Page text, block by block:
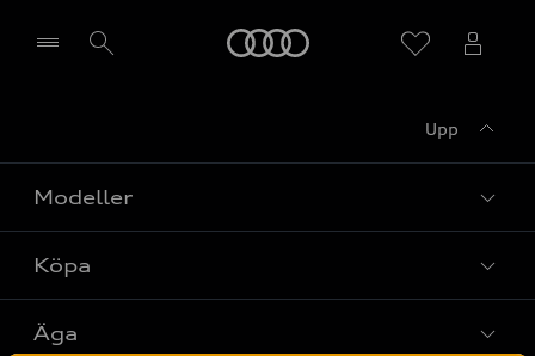
Upp
Modeller
Alla modeller
Elbilar
Köpa
Privaterbjudanden
Äga